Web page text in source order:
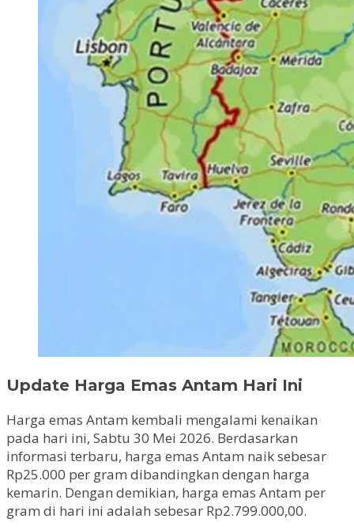
Update Harga Emas Antam Hari Ini
Harga emas Antam kembali mengalami kenaikan
pada hari ini, Sabtu 30 Mei 2026. Berdasarkan
informasi terbaru, harga emas Antam naik sebesar
Rp25.000 per gram dibandingkan dengan harga
kemarin. Dengan demikian, harga emas Antam per
gram di hari ini adalah sebesar Rp2.799.000,00.